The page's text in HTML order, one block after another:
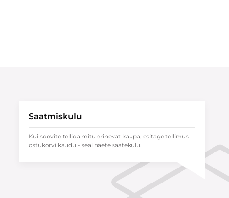
Saatmiskulu
Kui soovite tellida mitu erinevat kaupa, esitage tellimus
ostukorvi kaudu - seal näete saatekulu.